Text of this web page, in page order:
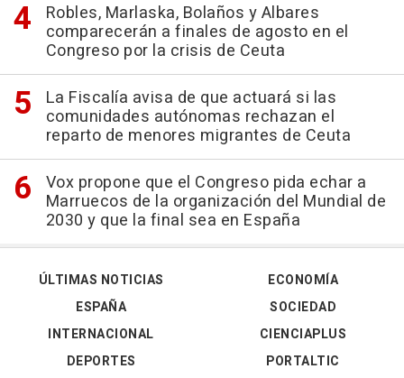
Robles, Marlaska, Bolaños y Albares
comparecerán a finales de agosto en el
Congreso por la crisis de Ceuta
La Fiscalía avisa de que actuará si las
comunidades autónomas rechazan el
reparto de menores migrantes de Ceuta
Vox propone que el Congreso pida echar a
Marruecos de la organización del Mundial de
2030 y que la final sea en España
ÚLTIMAS NOTICIAS
ESPAÑA
INTERNACIONAL
DEPORTES
ECONOMÍA
SOCIEDAD
CIENCIAPLUS
PORTALTIC